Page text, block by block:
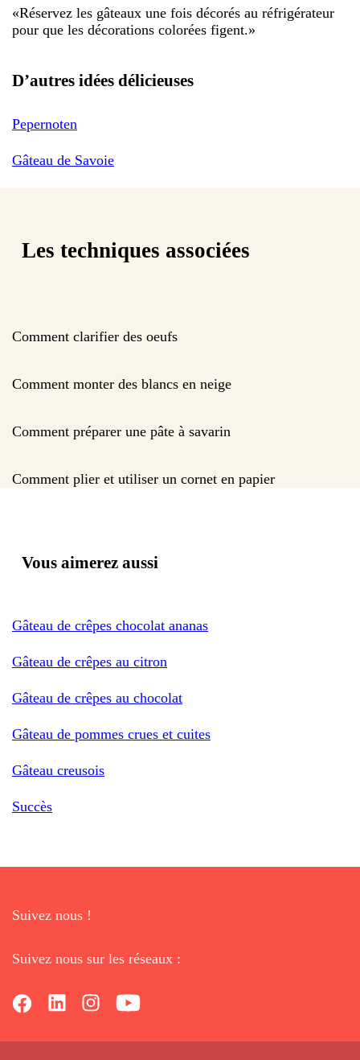
«Réservez les gâteaux une fois décorés au réfrigérateur
pour que les décorations colorées figent.»
D’autres idées délicieuses
Pepernoten
Gâteau de Savoie
Les techniques associées
Comment clarifier des oeufs
Comment monter des blancs en neige
Comment préparer une pâte à savarin
Comment plier et utiliser un cornet en papier
Vous aimerez aussi
Gâteau de crêpes chocolat ananas
Gâteau de crêpes au citron
Gâteau de crêpes au chocolat
Gâteau de pommes crues et cuites
Gâteau creusois
Succès
Suivez nous !
Suivez nous sur les réseaux :